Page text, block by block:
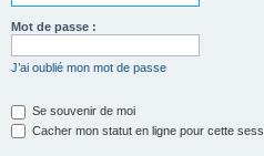
Mot de passe :
J’ai oublié mon mot de passe
Se souvenir de moi
Cacher mon statut en ligne pour cette